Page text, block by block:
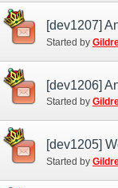
[dev1207]
Started by
Started by
Started by